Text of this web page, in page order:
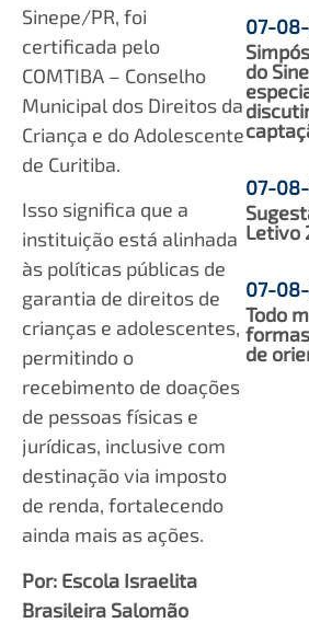
Sinepe/PR, foi
certificada pelo
COMTIBA – Conselho
Municipal dos Direitos da
Criança e do Adolescente
de Curitiba.
Isso significa que a
instituição está alinhada
às políticas públicas de
garantia de direitos de
crianças e adolescentes,
permitindo o
recebimento de doações
de pessoas físicas e
jurídicas, inclusive com
destinação via imposto
de renda, fortalecendo
ainda mais as ações.
Por: Escola Israelita
Brasileira Salomão
07-
do
07-
Letivo
07-
Todo
de